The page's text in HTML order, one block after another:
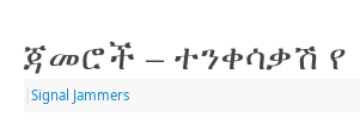
ጃመሮች – ተንቀሳቃሽ የ
Signal Jammers